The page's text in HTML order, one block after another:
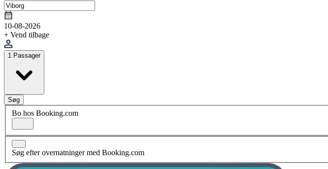
10-08-2026
+ Vend tilbage
1 Passager
Søg
Bo hos Booking.com
Søg efter overnatninger med Booking.com